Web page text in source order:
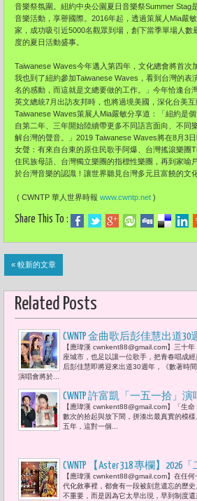
音樂祭氛圍。紐約中央公園夏日音樂祭Summer
音樂活動，享譽國際。2016年起，透過策展人Mia嚴
家，成功吸引近5000名觀眾到場，創下當季單場人
度的夏日活動盛事。
Taiwanese Waves今年邁入第四年，文化總會將首次
我也到了紐約參加Taiwanese Waves，看到台灣的
名的感動，而這就是文總要做的工作。」今年恰逢台
英文總統7月出訪友邦時，也將過境美國，深化台美互
Taiwanese Waves策展人Mia嚴敏分享道：「紐約是
自第二年、三年開始陸續帶更多不同語言面向、不同
解台灣的聲音。」2019 Taiwanese Waves將在8月3
女聲：有來自台東的原住民歌手阿爆、台灣搖滾樂
住民族母語、台灣獨立樂團的指標性樂團，再到家喻
於台灣音樂的認識！讓世界聽見台灣多元且富饒的文
( CWNTP 華人世界時報 www.cwntp.net )
Share This To :
« 較新的文章
Related Posts
CWNTP 金曲歌后彭佳慧出道
時間的日子》演唱會 從Pub唱
「每一個舞台，都算數，回
【應瑋漢 cwnkent88@gmail.com】三十
座城市，也足以讓一位歌手，把青春唱成
后彭佳慧即將迎來出道30週年，《數著時
演唱會將於...
CWNTP 許富凱「一五一拾」演
15年10張專輯 《明日之星
冠開始 到第32屆金曲歌王「
【應瑋漢 cwnkent88@gmail.com】「生
數次的拾起與放下間，拼湊出最真實的模
五年，這對一個...
CWNTP 【Aster 318 專欄】2026
園福德宮 福德正神聖誕慶典
市還沒準備好，人先學會彼此
【應瑋漢 cwnkent88@gmail.com】在任何
代化敘事裡，都會有一段被刻意遺忘的歷史
不重要，而是因為它太早出現，早到制度還